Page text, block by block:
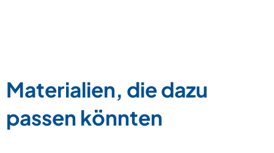
Materialien, die dazu
passen könnten